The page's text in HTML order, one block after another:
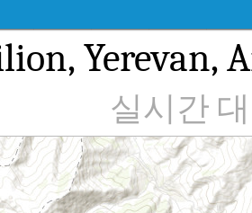
Yerevan,
실시간